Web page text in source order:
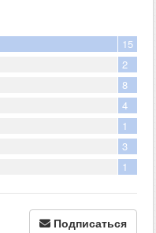
15
2
8
4
1
3
1
Подписаться